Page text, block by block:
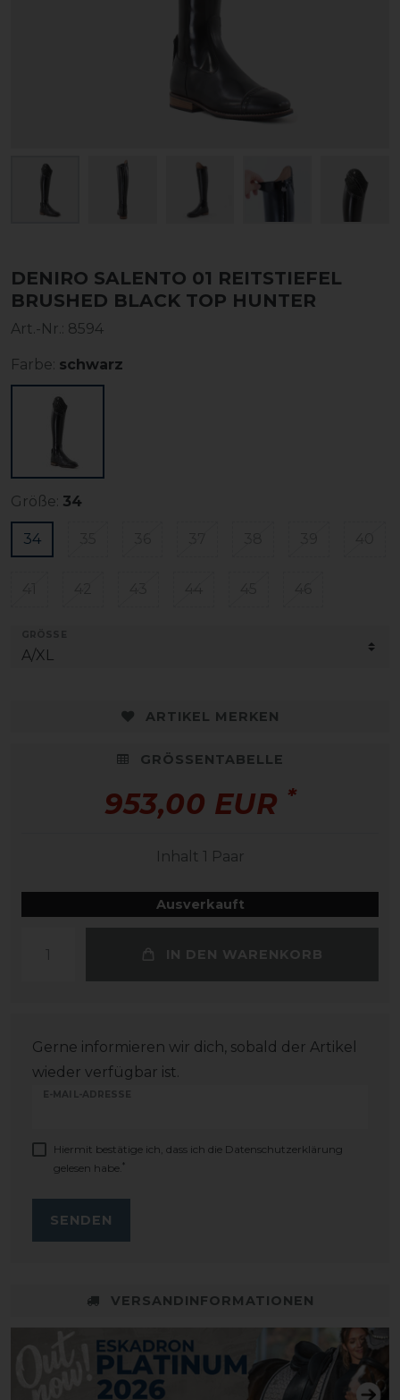
DENIRO SALENTO 01 REITSTIEFEL
BRUSHED BLACK TOP HUNTER
Art.-Nr.: 8594
Farbe: schwarz
Größe: 34
34
ARTIKEL MERKEN
GRÖSSENTABELLE
953,00 EUR *
Inhalt 1 Paar
Ausverkauft
IN DEN WARENKORB
Gerne informieren wir dich, sobald der Artikel
wieder verfügbar ist.
E-MAIL-ADRESSE
Hiermit bestätige ich, dass ich die Daten­schutz­erklärung
gelesen habe. *
SENDEN
VERSANDINFORMATIONEN